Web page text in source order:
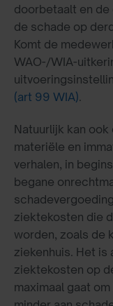
doorbetaalt en de
de schade op
Komt de
WAO-/WIA-
(art 99 WIA).
Natuurlijk kan
materiële en
verhalen, in
begane
ziektekosten die
worden, zoals de
ziekenhuis. Het is
ziektekosten op
maximaal gaat